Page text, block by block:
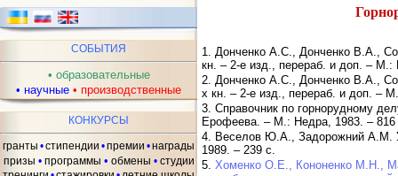
СОБЫТИЯ
• образовательные
• научные • производственные
КОНКУРСЫ
гранты •стипендии •премии •награды
призы • программы • обмены • студии
1. Донченко А.С., Донченко В.А.,
кн. – 2-е изд., перераб. и доп. –
2. Донченко А.С., Донченко В.А.,
х кн. – 2-е изд., перераб. и доп. –
3. Справочник по горнорудному
Ерофеева. – М.: Недра, 1983. – 816
4. Веселов Ю.А., Задорожний А.М.
1989. – 239 с.
5. Хоменко О.Е., Кононенко М.Н.,